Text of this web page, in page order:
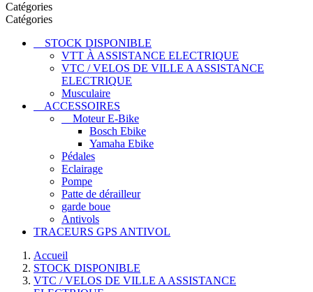
Catégories
Catégories
STOCK DISPONIBLE
VTT À ASSISTANCE ELECTRIQUE
VTC / VELOS DE VILLE A ASSISTANCE
ELECTRIQUE
Musculaire
ACCESSOIRES
Moteur E-Bike
Bosch Ebike
Yamaha Ebike
Pédales
Eclairage
Pompe
Patte de dérailleur
garde boue
Antivols
TRACEURS GPS ANTIVOL
Accueil
STOCK DISPONIBLE
VTC / VELOS DE VILLE A ASSISTANCE